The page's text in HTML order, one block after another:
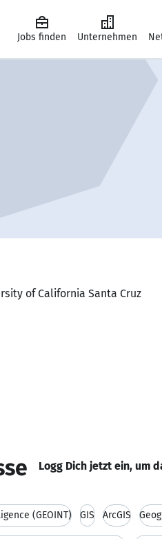
Jobs finden Unternehmen
of California Santa Cruz
Logg Dich jetzt ein, um
(GEOINT) GIS ArcGIS